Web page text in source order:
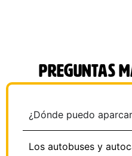
Preguntas
¿Dónde puedo
Los autobuses y